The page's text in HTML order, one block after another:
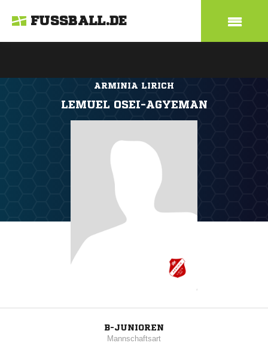
FUSSBALL.DE
ARMINIA LIRICH
LEMUEL OSEI-AGYEMAN
B-JUNIOREN
Mannschaftsart